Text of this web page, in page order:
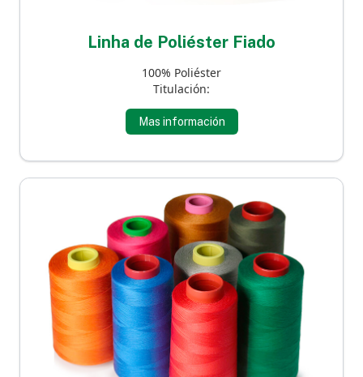
Linha de Poliéster Fiado
100% Poliéster
Titulación:
Mas información